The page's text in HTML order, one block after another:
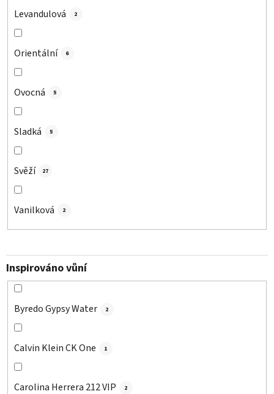
Levandulová 2
Orientální 6
Ovocná 5
Sladká 5
Svěží 27
Vanilková 2
Inspirováno vůní
Byredo Gypsy Water 2
Calvin Klein CK One 1
Carolina Herrera 212 VIP 2